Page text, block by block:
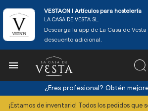
VESTAON l Artículos para hostelería
LA CASA DE VESTA SL.
Descarga la app de La Casa de
descuento adicional.

¿Eres profesional? Obtén
¡Estamos de inventario! Todos los pedidos que